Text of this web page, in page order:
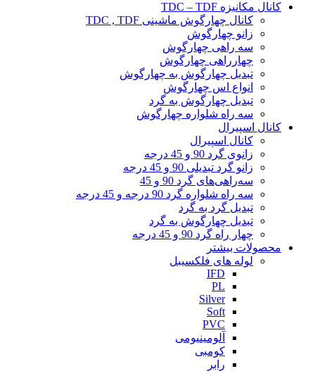
کانال مکانیزه TDC – TDF
کانال چهارگوش ماشینی TDC , TDF
زانو چهارگوش
سه راهی چهارگوش
چهارراهی چهارگوش
تبدیل چهارگوش به چهارگوش
انواع اس چهارگوش
تبدیل چهارگوش به گرد
سه راه شلواره چهارگوش
کانال اسپیرال
کانال اسپیرال
زانوی گرد 90 و 45 درجه
زانو گرد تبدیلی 90 و 45 درجه
سه‌راهی‌های گرد 90 و 45
سه راه شلواره گرد 90 درجه و 45 درجه
تبدیل گرد به گرد
تبدیل چهارگوش به گرد
چهار راه گرد 90 و 45 درجه
محصولات بیشتر
لوله های فلکسیبل
IFD
PL
Silver
Soft
PVC
آلومینیومی
کومبی
رابر